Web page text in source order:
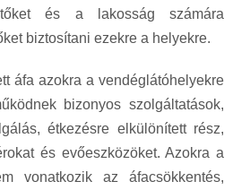
és a lakosság számára
biztosítani ezekre a helyekre.
áfa azokra a vendéglátóhelyekre
bizonyos szolgáltatások,
étkezésre elkülönített rész,
és evőeszközöket. Azokra a
vonatkozik az áfacsökkentés,